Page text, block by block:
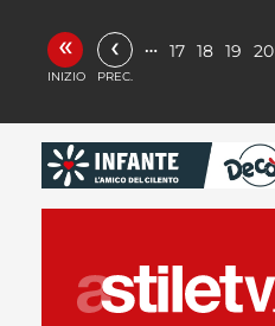
«
INIZIO
‹
PREC.
… 17 18 19 20